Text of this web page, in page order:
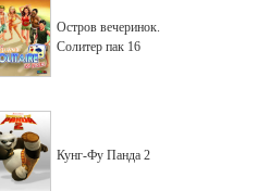
Остров вечеринок.
Солитер пак 16
Кунг-Фу Панда 2